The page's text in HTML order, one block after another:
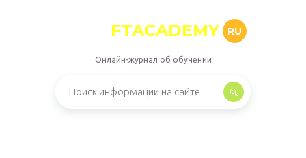
FTACADEMY RU
Онлайн-журнал об обучении